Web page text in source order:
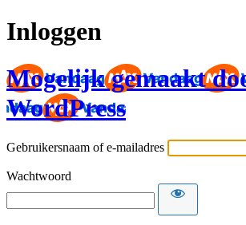
Inloggen
Mogelijk gemaakt
WordPress
Gebruikersnaam of e-mailadres
Wachtwoord